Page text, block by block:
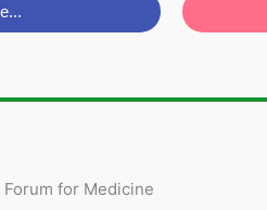
for Medicine